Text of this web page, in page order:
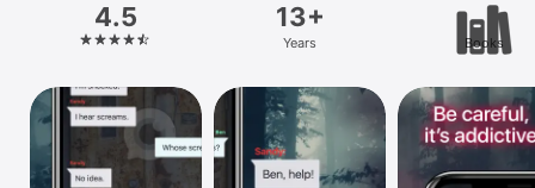
Platform
iPhone
iPad
Mac
Vision
4.5 13+
Years Books